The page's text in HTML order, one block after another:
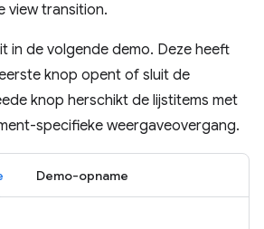
view transition.
in de volgende demo. Deze heeft
knop opent of sluit de
knop herschikt de lijstitems met
specifieke weergaveovergang.
Demo-opname